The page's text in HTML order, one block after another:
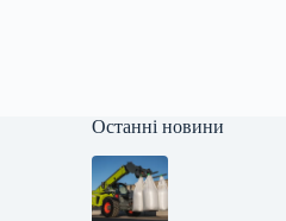
Останні новини